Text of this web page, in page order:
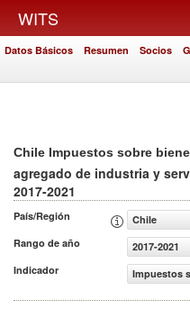
WITS
Datos Básicos Resumen Socios
Chile Impuestos sobre
agregado de industria y
2017-2021
País/Región
Chile
Rango de año
2017-2021
Indicador
Impuestos